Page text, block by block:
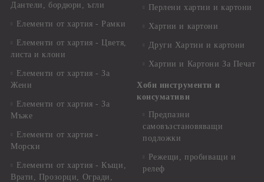
Дантели, бордюри, ъгли
Елементи от хартия - Рамки
Елементи от хартия - Цветя,
листа и клони
Елементи от хартия - За
Жени
Елементи от хартия - За
Мъже
Елементи от хартия -
Морски
Елементи от хартия - Къщи,
Врати, Прозорци, Огради,
Перлени хартии и картони
Хартии и картони
Други Хартии и картони
Хартии и Картони За Печат
Хоби инструменти и
консумативи
Предпазни
самовъзстановяващи
подложки
Режещи, пробиващи и
релеф